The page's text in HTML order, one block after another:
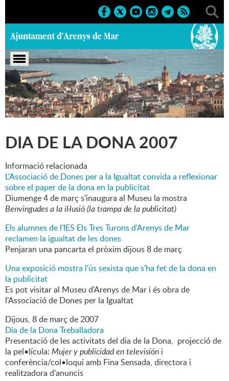
Portada > Marcs > 2007 > Culturals > Dia de la Dona 2007
DIA DE LA DONA 2007
Informació relacionada
L'Associació de Dones per a la Igualtat convida a reflexionar
sobre el paper de la dona en la publicitat
Diumenge 4 de març s'inaugura al Museu la mostra
Benvingudes a la il·lusió (la trampa de la publicitat)
Els alumnes de l'IES Els Tres Turons d'Arenys de Mar
reclamen la igualtat de les dones
Penjaran una pancarta el pròxim dijous 8 de març
Una exposició mostra l'ús sexista que s'ha fet de la dona en
la publicitat
Es pot visitar al Museu d'Arenys de Mar i és obra de
l'Associació de Dones per la Igualtat
Dijous, 8de març de2007
Dia de la Dona Treballadora
Presentació de les activitats del dia de la Dona, projecció de
la pel•lícula: Mujer y publicidad en televisión i
conferència/col•loqui amb Fina Sensada, directora i
realitzadora d'anuncis